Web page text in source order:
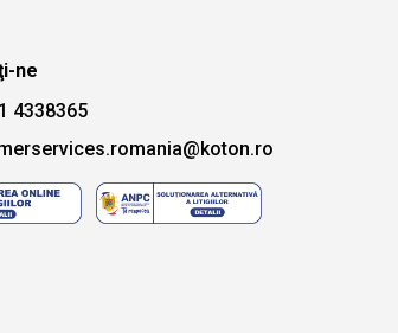
ne
4338365